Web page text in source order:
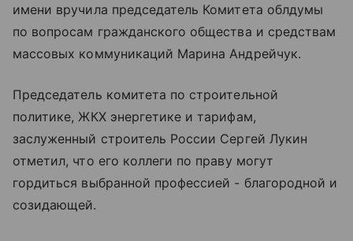
имени вручила председатель Комитета облдумы
по вопросам гражданского общества и средствам
массовых коммуникаций Марина Андрейчук.
Председатель комитета по строительной
политике, ЖКХ энергетике и тарифам,
заслуженный строитель России Сергей Лукин
отметил, что его коллеги по праву могут
гордиться выбранной профессией - благородной и
созидающей.